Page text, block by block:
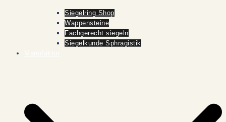
Siegelring Shop
Wappensteine
Fachgerecht siegeln
Siegelkunde Sphragistik